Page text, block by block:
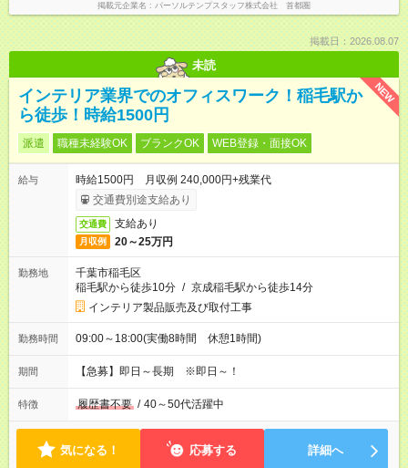
掲載元企業名 パーソルテンプスタッフ株式会社 首都圏
掲載日：2026.08.07
未読
NEW
インテリア業界でのオフィスワーク！稲毛駅か
ら徒歩！時給1500円
派遣 職種未経験OK ブランクOK WEB登録・面接OK
給与
時給1500円 月収例 240,000円+残業代
交通費別途支給あり
交通費 支給あり
月収例 20～25万円
勤務地
千葉市稲毛区
稲毛駅から徒歩10分 / 京成稲毛駅から徒歩14分
インテリア製品販売及び取付工事
勤務時間 09:00～18:00(実働8時間 休憩1時間)
期間 【急募】即日～長期 ※即日～！
特徴 履歴書不要 / 40～50代活躍中
気になる！ 応募する 詳細へ